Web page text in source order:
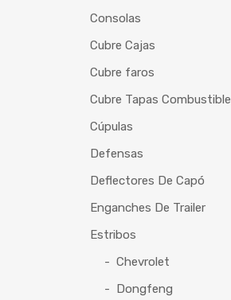
Consolas
Cubre Cajas
Cubre faros
Cubre Tapas Combustible
Cúpulas
Defensas
Deflectores De Capó
Enganches De Trailer
Estribos
Chevrolet
Dongfeng